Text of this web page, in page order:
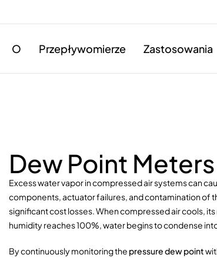
O Przepływomierze Zastosowania
Dew Point Meters
Excess water vapor in compressed air systems can
components, actuator failures, and contamination of
significant cost losses. When compressed air cools,
humidity reaches 100%, water begins to condense
By continuously monitoring the pressure dew point